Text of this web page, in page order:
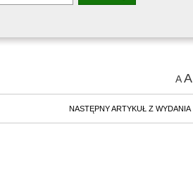
AA
NASTĘPNY ARTYKUŁ Z WYDANIA